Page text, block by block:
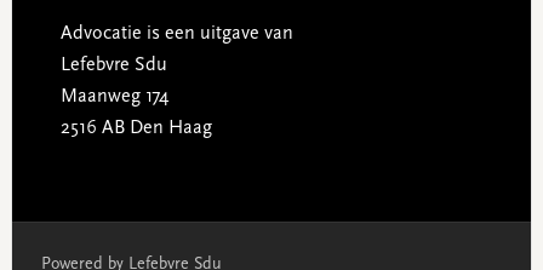
Advocatie is een uitgave van
Lefebvre Sdu
Maanweg 174
2516 AB Den Haag
Powered by Lefebvre Sdu